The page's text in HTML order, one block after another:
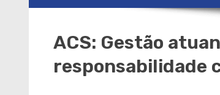
ACS: Gestão
responsabilidade